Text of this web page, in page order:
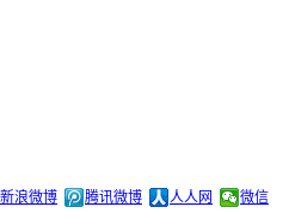
新浪微博 腾讯微博 人人网 微信